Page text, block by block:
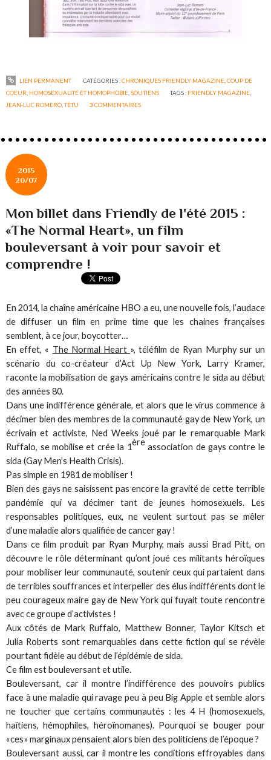
LIEN PERMANENT CATÉGORIES :CHRONIQUES FRIENDLY MAGAZINE, COUP DE
COEUR HOMOSEXUALITÉ ET HOMOPHOBIE ,SOUTIENS TAGS : FRIENDLY MAGAZINE
JEAN-LUC ROMERO ,TÊTU 3 COMMENTAIRES
2015
20/07
Mon billet dans Friendly de l'été 2015 :
«The Normal Heart», un film
bouleversant à voir pour savoir et
comprendre !
En 2014, la chaîne américaine HBO a eu, une nouvelle fois, l’audace
de diffuser un film en prime time que les chaines françaises
semblent, à ce jour, boycotter…
En effet, « The Normal Heart », téléfilm de Ryan Murphy sur un
scénario du co-créateur d’Act Up New York, Larry Kramer,
raconte la mobilisation de gays américains contre le sida au début
des années 80.
Dans une indifférence générale, et alors que le virus commence à
décimer bien des membres de la communauté gay de New York, un
écrivain et activiste, Ned Weeks joué par le remarquable Mark
Ruffalo, se mobilise et crée la 1ère association de gays contre le
sida (Gay Men’s Health Crisis).
Pas simple en 1981 de mobiliser !
Bien des gays ne saisissent pas encore la gravité de cette terrible
pandémie qui va décimer tant de jeunes homosexuels. Les
responsables politiques, eux, ne veulent surtout pas se mêler
d’une maladie alors qualifiée de cancer gay !
Dans ce film produit par Ryan Murphy, mais aussi Brad Pitt, on
découvre le rôle déterminant qu’ont joué ces militants héroïques
pour mobiliser leur communauté, soutenir ceux qui partaient dans
de terribles souffrances et interpeller des élus indifférents dont le
peu courageux maire gay de New York qui fuyait toute rencontre
avec ce groupe d’activistes !
Aux côtés de Mark Ruffalo, Matthew Bonner, Taylor Kitsch et
Julia Roberts sont remarquables dans cette fiction qui se révèle
pourtant fidèle au début de l’épidémie de sida.
Ce film est bouleversant et utile.
Bouleversant, car il montre l’indifférence des pouvoirs publics
face à une maladie qui ravage peu à peu Big Apple et semble alors
ne toucher que certains communautés : les 4 H (homosexuels,
haïtiens, hémophiles, héroïnomanes). Pourquoi se bouger pour
«ces» marginaux pensaient alors bien des politiciens de l’époque ?
Bouleversant aussi, car il montre les conditions effroyables dans